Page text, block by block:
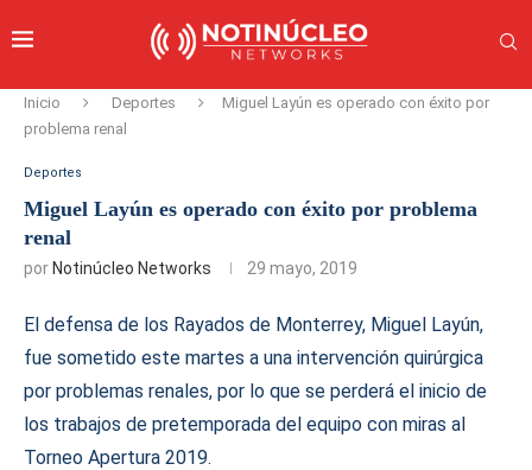
Inicio Deportes
Miguel Layún es operado con éxito por
problema renal
Deportes
Miguel Layún es operado con éxito por problema
renal
por Notinúcleo Networks 29 mayo, 2019
El defensa de los Rayados de Monterrey, Miguel Layún,
fue sometido este martes a una intervención quirúrgica
por problemas renales, por lo que se perderá el inicio de
los trabajos de pretemporada del equipo con miras al
Torneo Apertura 2019.